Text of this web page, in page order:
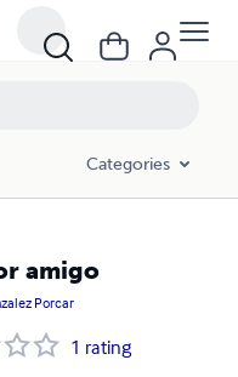
Categories
amigo
Porcar
1 rating